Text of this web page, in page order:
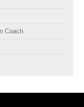
Coach